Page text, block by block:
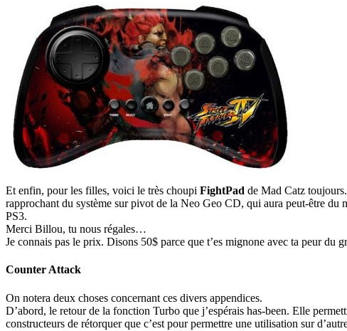
Et enfin, pour les filles, voici le très choupi FightPad de Mad Catz
rapprochant du système sur pivot de la Neo Geo CD, qui aura peut-être
PS3.
Merci Billou, tu nous régales…
Je connais pas le prix. Disons 50$ parce que t’es mignone avec ta peur du
Counter Attack
On notera deux choses concernant ces divers appendices.
D’abord, le retour de la fonction Turbo que j’espérais has-been. Elle
constructeurs de rétorquer que c’est pour permettre une utilisation sur